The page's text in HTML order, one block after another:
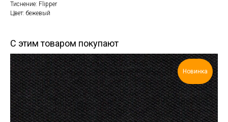
Тиснение: Flipper
Цвет: бежевый
С этим товаром покупают
Новинка